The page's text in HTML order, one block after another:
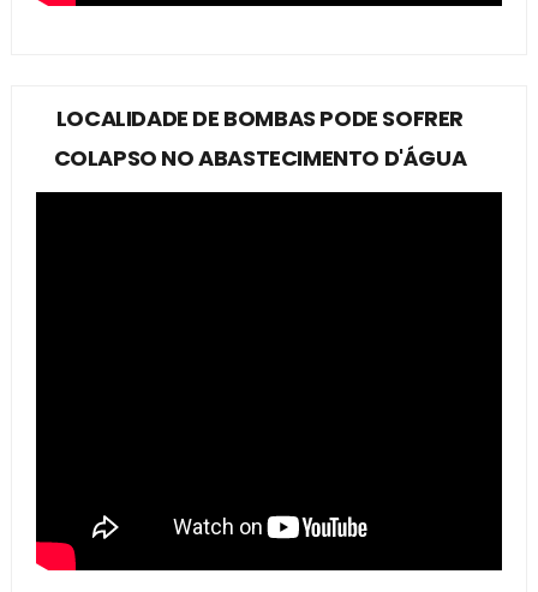
LOCALIDADE DE BOMBAS PODE SOFRER
COLAPSO NO ABASTECIMENTO D'ÁGUA